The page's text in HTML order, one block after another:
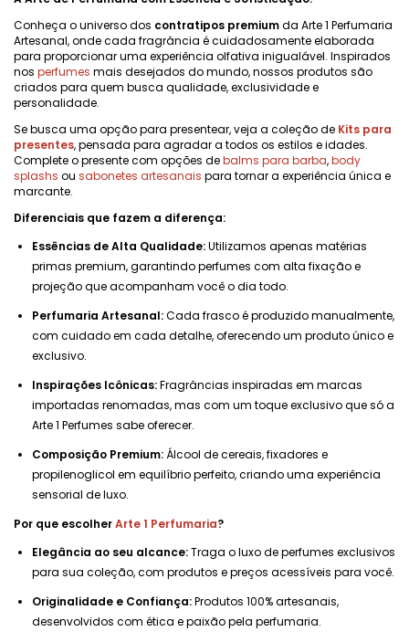
Conheça o universo dos contratipos premiumda Arte 1 Perfumaria
Artesanal, onde cada fragrância é cuidadosamente elaborada
para proporcionar uma experiência olfativa inigualável. Inspirados
nos perfumes mais desejados do mundo, nossos produtos são
criados para quem busca qualidade, exclusividade e
personalidade.
Se busca uma opção para presentear, veja a coleção de Kits para
presentes, pensada para agradar a todos os estilos e idades.
Complete o presente com opções debalms para barba,body
splashs ou sabonetes artesanais para tornar a experiência única e
marcante.
Diferenciais que fazem a diferença:
Essências de Alta Qualidade:Utilizamos apenas matérias
primas premium, garantindo perfumes com alta fixação e
projeção que acompanham você o dia todo.
Perfumaria Artesanal:Cada frasco é produzido manualmente,
com cuidado em cada detalhe, oferecendo um produto único e
exclusivo.
Inspirações Icônicas:Fragrâncias inspiradas em marcas
importadas renomadas, mas com um toque exclusivo que só a
Arte 1 Perfumes sabe oferecer.
Composição Premium:Álcool de cereais, fixadores e
propilenoglicol em equilíbrio perfeito, criando uma experiência
sensorial de luxo.
Por que escolherArte 1 Perfumaria?
Elegância ao seu alcance:Traga o luxo de perfumes exclusivos
para sua coleção, com produtos e preços acessíveis para você.
Originalidade e Confiança:Produtos 100% artesanais,
desenvolvidos com ética e paixão pela perfumaria.